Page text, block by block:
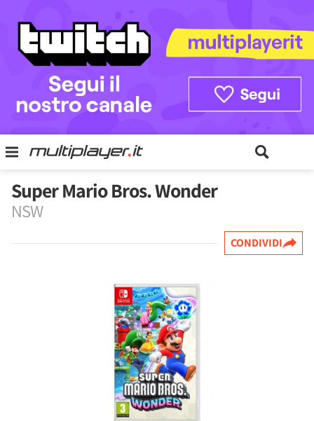
Super Mario Bros. Wonder
NSW
CONDIVIDI